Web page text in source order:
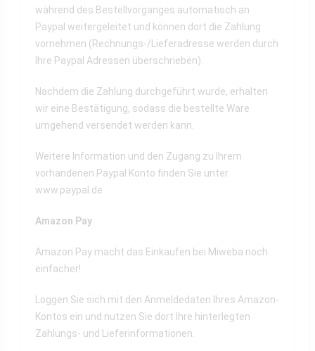
während des Bestellvorganges automatisch an
Paypal weitergeleitet und können dort die Zahlung
vornehmen (Rechnungs-/Lieferadresse werden durch
Ihre Paypal Adressen überschrieben).
Nachdem die Zahlung durchgeführt wurde, erhalten
wir eine Bestätigung, sodass die bestellte Ware
umgehend versendet werden kann.
Weitere Information und den Zugang zu Ihrem
vorhandenen Paypal Konto finden Sie unter
www.paypal.de
Amazon Pay
Amazon Pay macht das Einkaufen bei Miweba noch
einfacher!
Loggen Sie sich mit den Anmeldedaten Ihres Amazon-
Kontos ein und nutzen Sie dort Ihre hinterlegten
Zahlungs- und Lieferinformationen.